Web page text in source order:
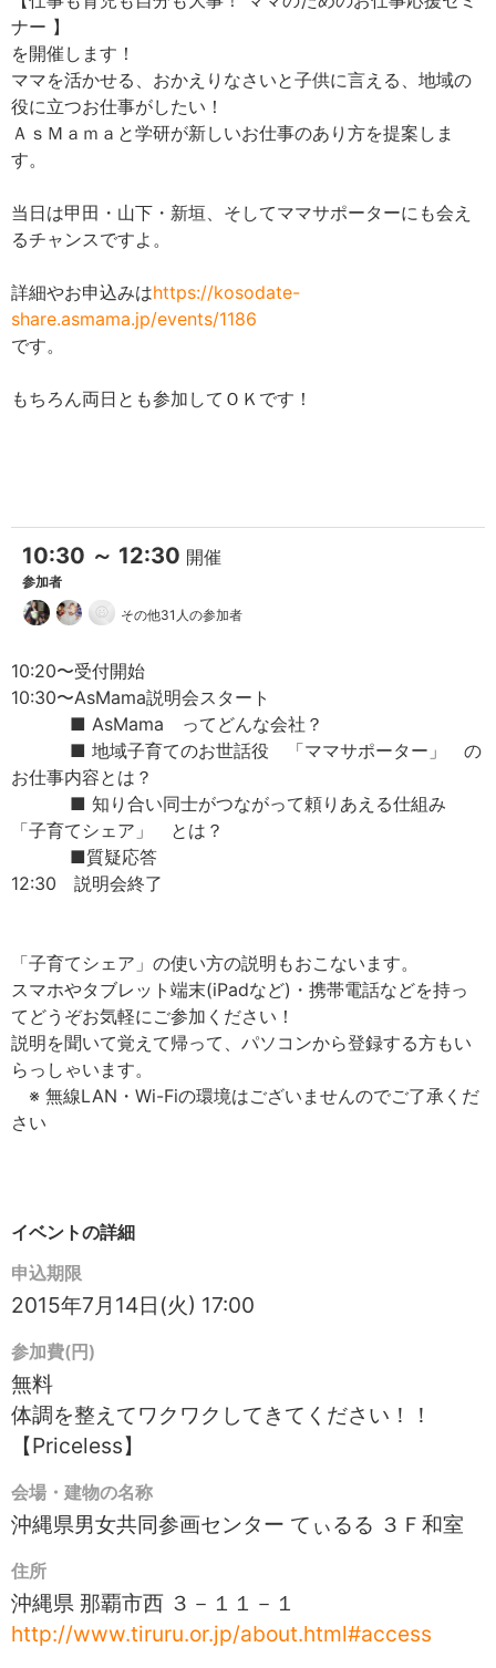
ナー 】
を開催します！
ママを活かせる、おかえりなさいと子供に言える、地域の
役に立つお仕事がしたい！
ＡｓＭａｍａと学研が新しいお仕事のあり方を提案しま
す。
当日は甲田・山下・新垣、そしてママサポーターにも会え
るチャンスですよ。
詳細やお申込みはhttps://kosodate-
share.asmama.jp/events/1186
です。
もちろん両日とも参加してＯＫです！
10:30 ～ 12:30 開催
参加者
その他31人の参加者
10:20〜受付開始
10:30〜AsMama説明会スタート
■ AsMama ってどんな会社？
■ 地域子育てのお世話役 「ママサポーター」 の
お仕事内容とは？
■ 知り合い同士がつながって頼りあえる仕組み
「子育てシェア」 とは？
■質疑応答
12:30 説明会終了
「子育てシェア」の使い方の説明もおこないます。
スマホやタブレット端末(iPadなど)・携帯電話などを持っ
てどうぞお気軽にご参加ください！
説明を聞いて覚えて帰って、パソコンから登録する方もい
らっしゃいます。
※ 無線LAN・Wi-Fiの環境はございませんのでご了承くだ
さい
イベントの詳細
申込期限
2015年7月14日(火) 17:00
参加費(円)
無料
体調を整えてワクワクしてきてください！！
【Priceless】
会場・建物の名称
沖縄県男女共同参画センター てぃるる ３Ｆ和室
住所
沖縄県 那覇市西 ３－１１－１
http://www.tiruru.or.jp/about.html#access